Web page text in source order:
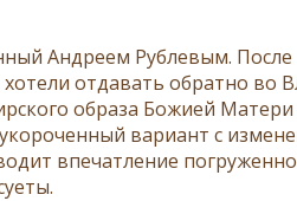
Андреем Рублевым. После
отдавать обратно во
образа Божией
вариант с
впечатление